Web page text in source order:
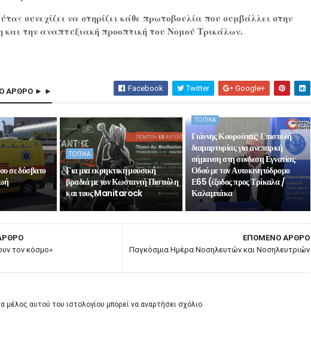
συνεχίζει να στηρίζει κάθε πρωτοβουλία που συμβάλλει στην
και την αναπτυξιακή προοπτική του Νομού Τρικάλων.
ΑΡΘΡΟ ► ► Facebook Twitter Google+
σε δύσβατο
ΤΟΠΙΚΑ
Για μια εκρηκτική μουσική
βραδιά με τον Κωσταντή Πιστιόλη
και τους Manitarock
ΤΟΠΙΚΑ
Γιάννης Κουρούπας: Επιστολή
διαμαρτυρίας για ανεπαρκή
σήμανση στη σύνδεση Εγνατίας
Οδού με τον Αυτοκινητόδρομο
Ε65 (έξοδος προς Τρίκαλα /
Καλαμπάκα
ΕΠΟΜΕΝΟ ΑΡΘΡΟ
Παγκόσμια Ημέρα Νοσηλευτών και Νοσηλευτριών
τον κόσμο»
μέλος αυτού του ιστολογίου μπορεί να αναρτήσει σχόλιο.